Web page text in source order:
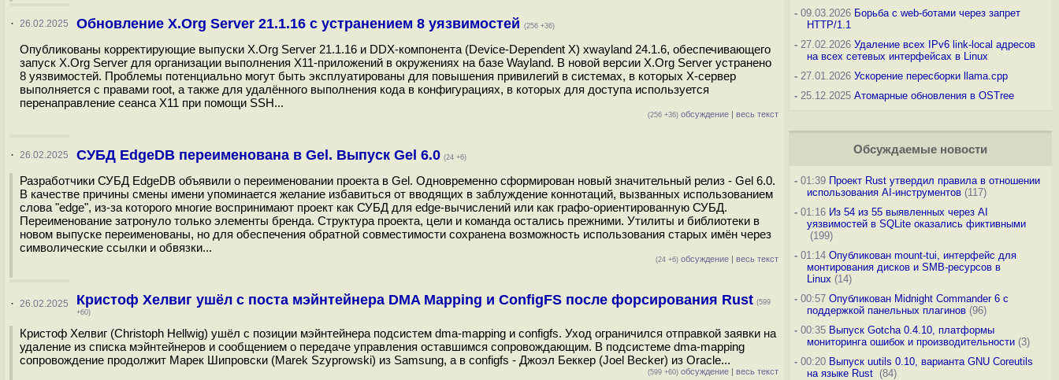
· 26.02.2025 Обновление X.Org Server 21.1.16 с устранением 8 уязвимостей (256 +36)
Опубликованы корректирующие выпуски X.Org Server 21.1.16 и DDX-компонента (Device-Dependent X) xwayland 24.1.6, обеспечивающего
запуск X.Org Server для организации выполнения X11-приложений в окружениях на базе Wayland. В новой версии X.Org Server устранено
8 уязвимостей. Проблемы потенциально могут быть эксплуатированы для повышения привилегий в системах, в которых X-сервер
выполняется с правами root, а также для удалённого выполнения кода в конфигурациях, в которых для доступа используется
перенаправление сеанса X11 при помощи SSH...
(256 +36) обсуждение | весь текст
· 26.02.2025 СУБД EdgeDB переименована в Gel. Выпуск Gel 6.0 (24 +6)
Разработчики СУБД EdgeDB объявили о переименовании проекта в Gel. Одновременно сформирован новый значительный релиз - Gel 6.0.
В качестве причины смены имени упоминается желание избавиться от вводящих в заблуждение коннотаций, вызванных использованием
слова "еdge", из-за которого многие воспринимают проект как СУБД для edge-вычислений или как графо-ориентированную СУБД.
Переименование затронуло только элементы бренда. Структура проекта, цели и команда остались прежними. Утилиты и библиотеки в
новом выпуске переименованы, но для обеспечения обратной совместимости сохранена возможность использования старых имён через
символические ссылки и обвязки...
(24 +6) обсуждение | весь текст
· 26.02.2025 Кристоф Хелвиг ушёл с поста мэйнтейнера DMA Mapping и ConfigFS после форсирования Rust (599
+60)
Кристоф Хелвиг (Christoph Hellwig) ушёл с позиции мэйнтейнера подсистем dma-mapping и configfs. Уход ограничился отправкой заявки на
удаление из списка мэйнтейнеров и сообщением о передаче управления оставшимся сопровождающим. В подсистеме dma-mapping
сопровождение продолжит Марек Шипровски (Marek Szyprowski) из Samsung, а в configfs - Джоэл Беккер (Joel Becker) из Oracle...
(599 +60) обсуждение | весь текст
-09.03.2026 Борьба с web-ботами через запрет
HTTP/1.1
-27.02.2026 Удаление всех IPv6 link-local адресов
на всех сетевых интерфейсах в Linux
-27.01.2026 Ускорение пересборки llama.cpp
-25.12.2025 Атомарные обновления в OSTree
Обсуждаемые новости
-01:39 Проект Rust утвердил правила в отношении
использования AI-инструментов(117)
-01:16 Из 54 из 55 выявленных через AI
уязвимостей в SQLite оказались фиктивными
(199)
-01:14 Опубликован mount-tui, интерфейс для
монтирования дисков и SMB-ресурсов в
Linux (14)
-00:57 Опубликован Midnight Commander 6 c
поддержкой панельных плагинов(96)
-00:35 Выпуск Gotcha 0.4.10, платформы
мониторинга ошибок и производительности(3)
-00:20 Выпуск uutils 0.10, варианта GNU Coreutils
на языке Rust (84)